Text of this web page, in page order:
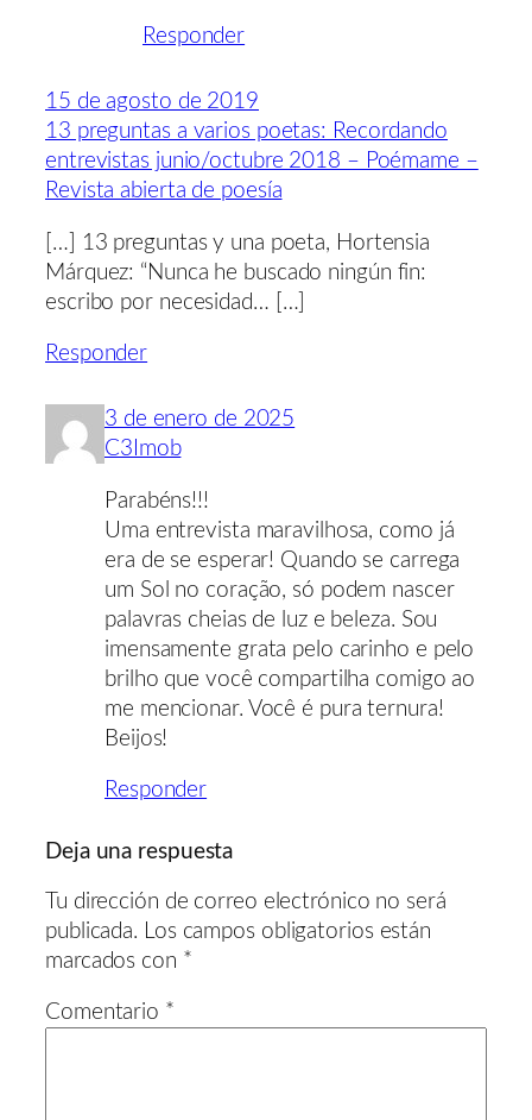
Responder
15 de agosto de 2019
13 preguntas a varios poetas: Recordando
entrevistas junio/octubre 2018 – Poémame –
Revista abierta de poesía
[…] 13 preguntas y una poeta, Hortensia
Márquez: “Nunca he buscado ningún fin:
escribo por necesidad… […]
Responder
3 de enero de 2025
C3Imob
Parabéns!!!
Uma entrevista maravilhosa, como já
era de se esperar! Quando se carrega
um Sol no coração, só podem nascer
palavras cheias de luz e beleza. Sou
imensamente grata pelo carinho e pelo
brilho que você compartilha comigo ao
me mencionar. Você é pura ternura!
Beijos!
Responder
Deja una respuesta
Tu dirección de correo electrónico no será
publicada.
Los campos obligatorios están
marcados con *
Comentario *